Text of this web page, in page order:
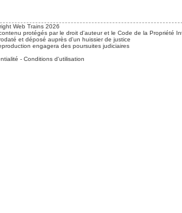
Web Trains 2026
protégés par le droit d'auteur et le Code de la Propriété
et déposé auprès d'un huissier de justice
engagera des poursuites judiciaires
- Conditions d'utilisation